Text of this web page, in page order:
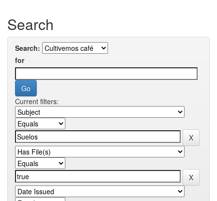
Search
Search:
for
Current filters: